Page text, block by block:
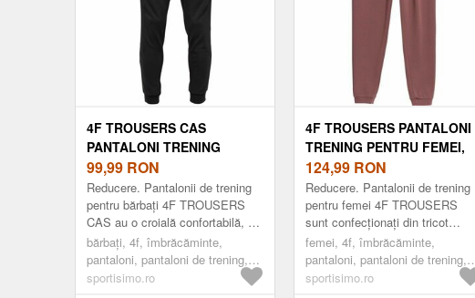
4F TROUSERS CAS
PANTALONI TRENING
BĂRBAȚI, NEGRU, MĂRIME
99,99 RON
Reducere. Pantalonii de trening
pentru bărbați 4F TROUSERS
CAS au o croială confortabilă, se
mulează perfect și nu
restricționează mișcările.
Materialul mai ...
bărbați, 4f, îmbrăcăminte,
pantaloni, pantaloni de trening,
fashion, negru
sportisimo.ro
4F TROUSERS PANTALONI
TRENING PENTRU FEMEI,
ROZ, MĂRIME
124,99 RON
Reducere. Pantalonii de trening
pentru femei 4F TROUSERS
sunt confecționați din tricot
moale, periat, cu un conținut
ridicat de bumbac. Au crac drept,
cu o b...
femei, 4f, îmbrăcăminte,
pantaloni, pantaloni de trening,
fashion, roz
sportisimo.ro